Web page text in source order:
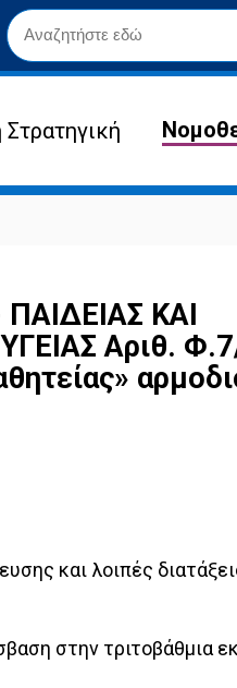
Στρατηγική
ΚΑΙ
Αριθ.
και λοιπές
στην τριτοβάθμια